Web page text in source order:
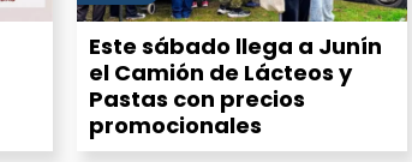
Este sábado llega a Junín
el Camión de Lácteos y
Pastas con precios
promocionales